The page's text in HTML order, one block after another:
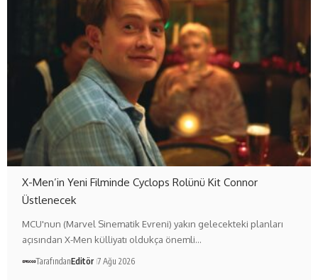
X-Men’in Yeni Filminde Cyclops Rolünü Kit Connor
Üstlenecek
MCU'nun (Marvel Sinematik Evreni) yakın gelecekteki planları
açısından X-Men külliyatı oldukça önemli…
TarafındanEditör 7 Ağu 2026